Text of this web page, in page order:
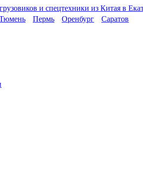
Пермь Оренбург Саратов